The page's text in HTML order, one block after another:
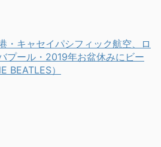
・キャセイパシフィック航空、ロ
プール・2019年お盆休みにビー
BEATLES）